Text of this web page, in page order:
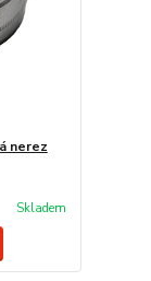
nerez
Skladem